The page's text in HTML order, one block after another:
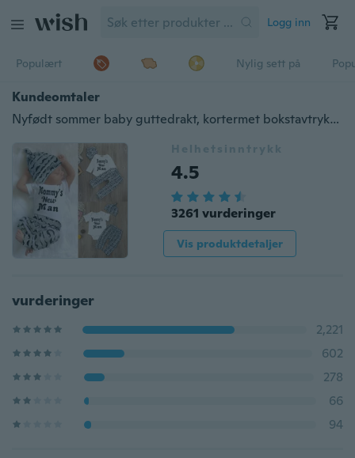
Logg inn
Populært Nylig sett på
Kundeomtaler
Nyfødt sommer baby guttedrakt, kortermet bokstavtrykk bukse-topp+langbukser+hatt med tegneserie-bart
Helhetsinntrykk
4.5
3261 vurderinger
Vis produktdetaljer
vurderinger
2,221
602
278
66
94